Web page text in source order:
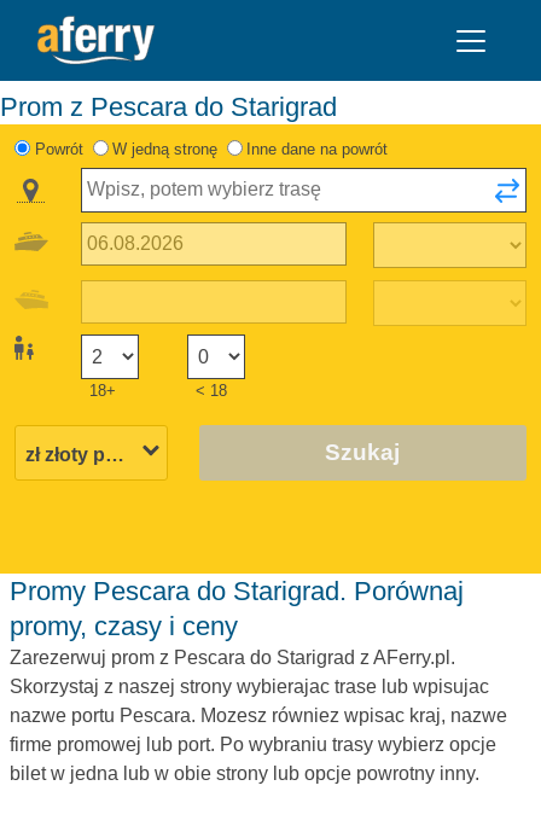
Prom z Pescara do Starigrad
Powrót W jedną stronę Inne dane na powrót
18+ < 18
Szukaj
Promy Pescara do Starigrad. Porównaj
promy, czasy i ceny
Zarezerwuj prom z Pescara do Starigrad z AFerry.pl.
Skorzystaj z naszej strony wybierajac trase lub wpisujac
nazwe portu Pescara. Mozesz równiez wpisac kraj, nazwe
firme promowej lub port. Po wybraniu trasy wybierz opcje
bilet w jedna lub w obie strony lub opcje powrotny inny.